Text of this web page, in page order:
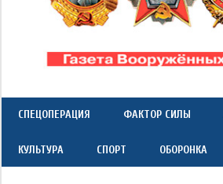
"Красная
звезда"
Вооружённых
Сил
Федерации
*
СПЕЦОПЕРАЦИЯ ФАКТОР СИЛЫ
КУЛЬТУРА СПОРТ ОБОРОНКА